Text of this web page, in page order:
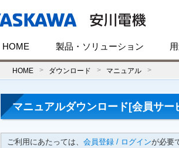
HOME 製品・ソリューション
HOME ダウンロード マニュアル
マニュアルダウンロード[会員サー
ご利用にあたっては、 会員登録 / ログインが必要